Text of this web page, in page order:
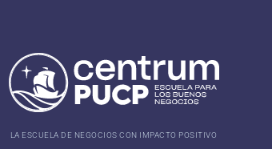
LA ESCUELA DE NEGOCIOS CON IMPACTO POSITIVO